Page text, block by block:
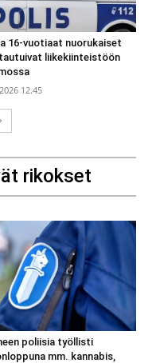
16-vuotiaat nuorukaiset
liikekiinteistöön
12.45
rikokset
poliisia työllisti
mm. kannabis,